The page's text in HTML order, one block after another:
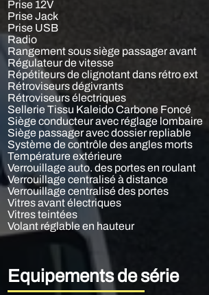
Prise 12V
Prise Jack
Prise USB
Radio
Rangement sous siège passager avant
Régulateur de vitesse
Répétiteurs de clignotant dans rétro ext
Rétroviseurs dégivrants
Rétroviseurs électriques
Sellerie Tissu Kaleido Carbone Foncé
Siège conducteur avec réglage lombaire
Siège passager avec dossier repliable
Système de contrôle des angles morts
Température extérieure
Verrouillage auto. des portes en roulant
Verrouillage centralisé à distance
Verrouillage centralisé des portes
Vitres avant électriques
Vitres teintées
Volant réglable en hauteur
Equipements de série